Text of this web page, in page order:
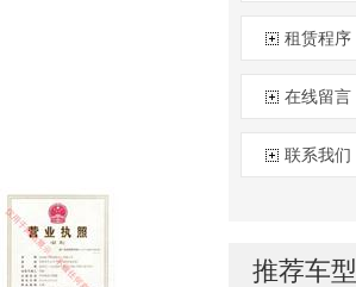
租赁程序
在线留言
联系我们
推荐车型